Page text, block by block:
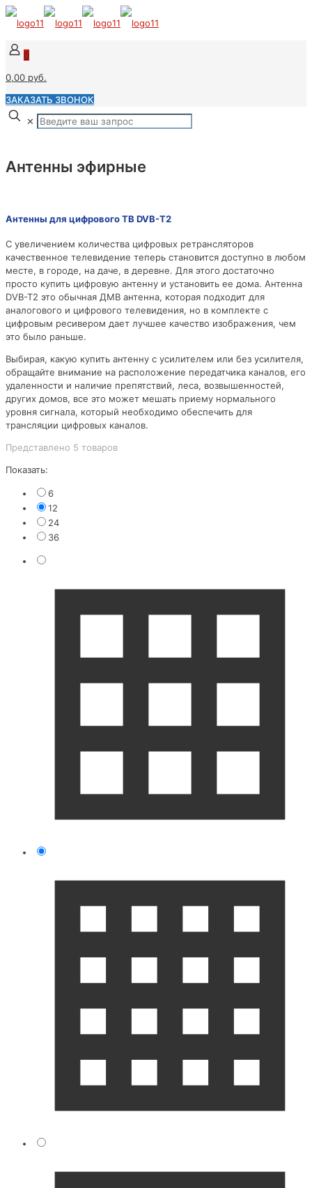
0
0,00 руб.
ЗАКАЗАТЬ ЗВОНОК
✕
Антенны эфирные
Антенны для цифрового ТВ DVB-T2
С увеличением количества цифровых ретрансляторов
качественное телевидение теперь становится доступно в любом
месте, в городе, на даче, в деревне. Для этого достаточно
просто купить цифровую антенну и установить ее дома. Антенна
DVB-T2 это обычная ДМВ антенна, которая подходит для
аналогового и цифрового телевидения, но в комплекте с
цифровым ресивером дает лучшее качество изображения, чем
это было раньше.
Выбирая, какую купить антенну с усилителем или без усилителя,
обращайте внимание на расположение передатчика каналов, его
удаленности и наличие препятствий, леса, возвышенностей,
других домов, все это может мешать приему нормального
уровня сигнала, который необходимо обеспечить для
трансляции цифровых каналов.
Представлено 5 товаров
Показать:
6
12
24
36